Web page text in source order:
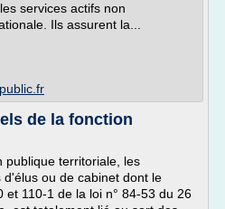
services actifs non
Ils assurent la...
de la fonction
publique territoriale, les
ou de cabinet dont le
et 110-1 de la loi n° 84-53 du 26